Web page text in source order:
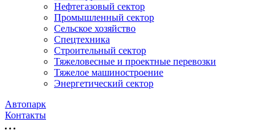
Нефтегазовый сектор
Промышленный сектор
Сельское хозяйство
Спецтехника
Строительный сектор
Тяжеловесные и проектные перевозки
Тяжелое машиностроение
Энергетический сектор
Автопарк
Контакты